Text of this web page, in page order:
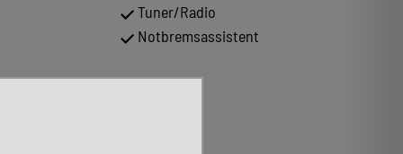
Tuner/Radio
Notbremsassistent